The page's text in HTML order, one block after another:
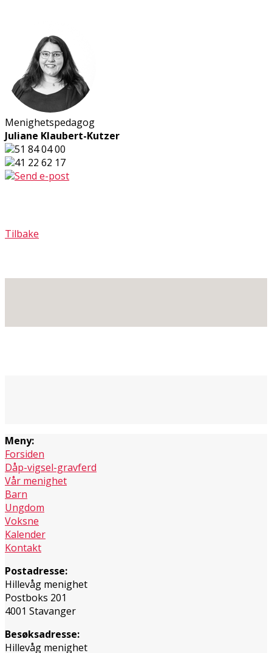
Menighetspedagog
Juliane Klaubert-Kutzer
51 84 04 00
41 22 62 17
Send e-post
Tilbake
Meny:
Forsiden
Dåp-vigsel-gravferd
Vår menighet
Barn
Ungdom
Voksne
Kalender
Kontakt
Postadresse:
Hillevåg menighet
Postboks 201
4001 Stavanger
Besøksadresse:
Hillevåg menighet